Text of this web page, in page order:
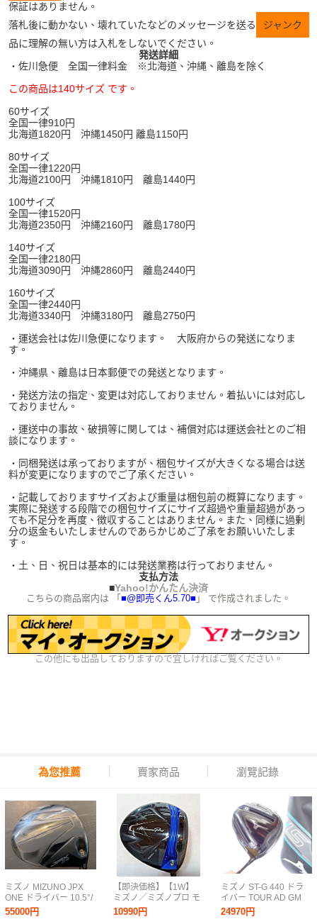
保証はありません。
落札後に動かない、壊れていたなどのメッセージを送る
ジャンク
品に理解の無い方は入札をしないでください。
発送詳細
・佐川急便 全国一律料金 ※北海道、沖縄、離島を除く
この商品は140サイズ です。
60サイズ
全国一律910円
北海道1820円 沖縄1450円 離島1150円
80サイズ
全国一律1220円
北海道2100円 沖縄1810円 離島1440円
100サイズ
全国一律1520円
北海道2350円 沖縄2160円 離島1780円
140サイズ
全国一律2180円
北海道3090円 沖縄2860円 離島2440円
160サイズ
全国一律2440円
北海道3340円 沖縄3180円 離島2750円
・運送会社は佐川急便になります。 大阪府からの発送になりま
す。
・沖縄県、離島は日本郵便での発送となります。
・発送方法の指定、変更は対応しておりません。着払いには対応し
ておりません。
・運送中の事故、破損等に関しては、補償対応は運送会社とのご相
談になります。
・同梱発送は承っておりますが、梱包サイズが大きくなる場合は送
料が変更になりますのでご了承ください。
・記載しておりますサイズおよび重量は梱包前の概算になります。
実際に発送する段階での梱包サイズにサイズ超過や重量超過があっ
ても不足分を再度、徴収することはありません。また、同様に過剰
分の返金もいたしませんのであらかじめご了承をお願いいたしま
す。
・土、日、祝日は基本的には発送業務は行っておりません。
支払方法
■Yahoo!かんたん決済
こちらの商品案内は 「 ■@即売くん5.70■ 」 で作成されました。
この他にも出品しておりますので宜しければご覧ください。
為您推薦 賣家商品 瀏覽記錄
ミズノ MIZUNO JPX
ONE ドライバー 10.5°/
テンセイ レッド MM
D50/SR nanoalloy
55000円
【即決価格】【1W】
ミズノ／ミズノプロ モ
デル−E／7.5−11.5度／
ツアーAD GM−1 D／
10990円
ミズノ ST-G 440 ドラ
イバー TOUR AD GM
D53 9.5度 SR 日本仕様
レンチ付
24970円